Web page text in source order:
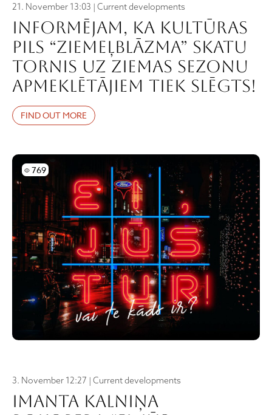
21. November 13:03 | Current developments
Informējam, ka Kultūras
pils “Ziemeļblāzma” skatu
tornis uz ziemas sezonu
apmeklētājiem tiek SLĒGTS!
FIND OUT MORE
769
Skatījumi
3. November 12:27 | Current developments
Imanta Kalniņa